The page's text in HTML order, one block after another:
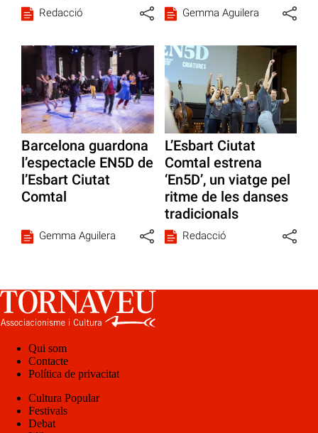
Redacció Gemma Aguilera
Barcelona guardona
l’espectacle EN5D de
l’Esbart Ciutat
Comtal
Gemma Aguilera
L’Esbart Ciutat
Comtal estrena
‘En5D’, un viatge pel
ritme de les danses
tradicionals
Redacció
Qui som
Contacte
Política de privacitat
Cultura Popular
Festivals
Debat